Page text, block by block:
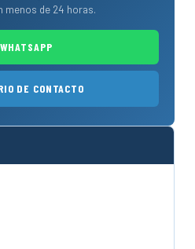
menos de 24 horas.
WHATSAPP
DE CONTACTO